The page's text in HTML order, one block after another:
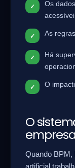
Os
As
Há
O
O
Quando BPM,